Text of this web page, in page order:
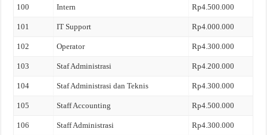
100 Intern Rp4.500.000
101 IT Support Rp4.000.000
102 Operator Rp4.300.000
103 Staf Administrasi Rp4.200.000
104 Staf Administrasi dan Teknis Rp4.300.000
105 Staff Accounting Rp4.500.000
106 Staff Administrasi Rp4.300.000